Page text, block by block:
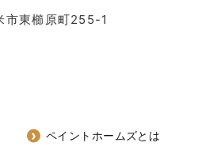
市東櫛原町255-1
ペイントホームズとは